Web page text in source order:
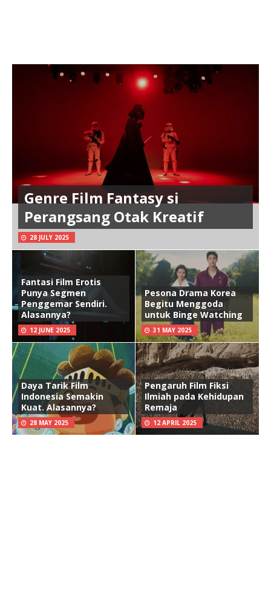
Genre Film Fantasy si
Perangsang Otak Kreatif
28 JULY 2025
Fantasi Film Erotis
Punya Segmen
Penggemar Sendiri.
Alasannya?
12 JUNE 2025
Pesona Drama Korea
Begitu Menggoda
untuk Binge Watching
31 MAY 2025
Daya Tarik Film
Indonesia Semakin
Kuat. Alasannya?
28 MAY 2025
Pengaruh Film Fiksi
Ilmiah pada Kehidupan
Remaja
12 APRIL 2025